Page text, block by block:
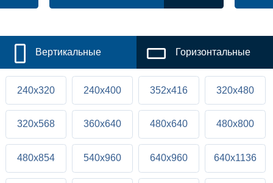
Вертикальные Горизонтальные
240x320 240x400 352x416 320x480
320x568 360x640 480x640 480x800
480x854 540x960 640x960 640x1136